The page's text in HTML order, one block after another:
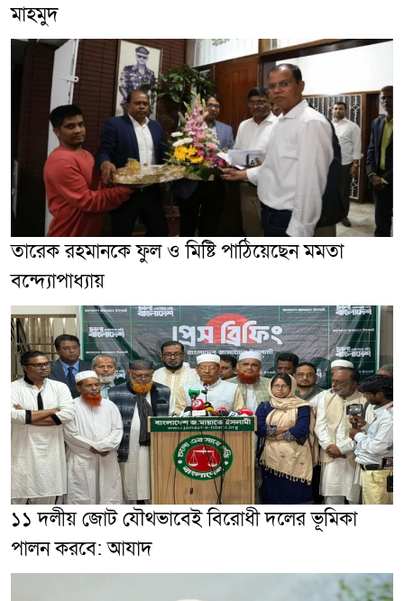
মাহমুদ
তারেক রহমানকে ফুল ও মিষ্টি পাঠিয়েছেন মমতা
বন্দ্যোপাধ্যায়
১১ দলীয় জোট যৌথভাবেই বিরোধী দলের ভূমিকা
পালন করবে: আযাদ